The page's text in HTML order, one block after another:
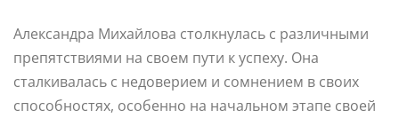
Александра Михайлова столкнулась с различными
препятствиями на своем пути к успеху. Она
сталкивалась с недоверием и сомнением в своих
способностях, особенно на начальном этапе своей